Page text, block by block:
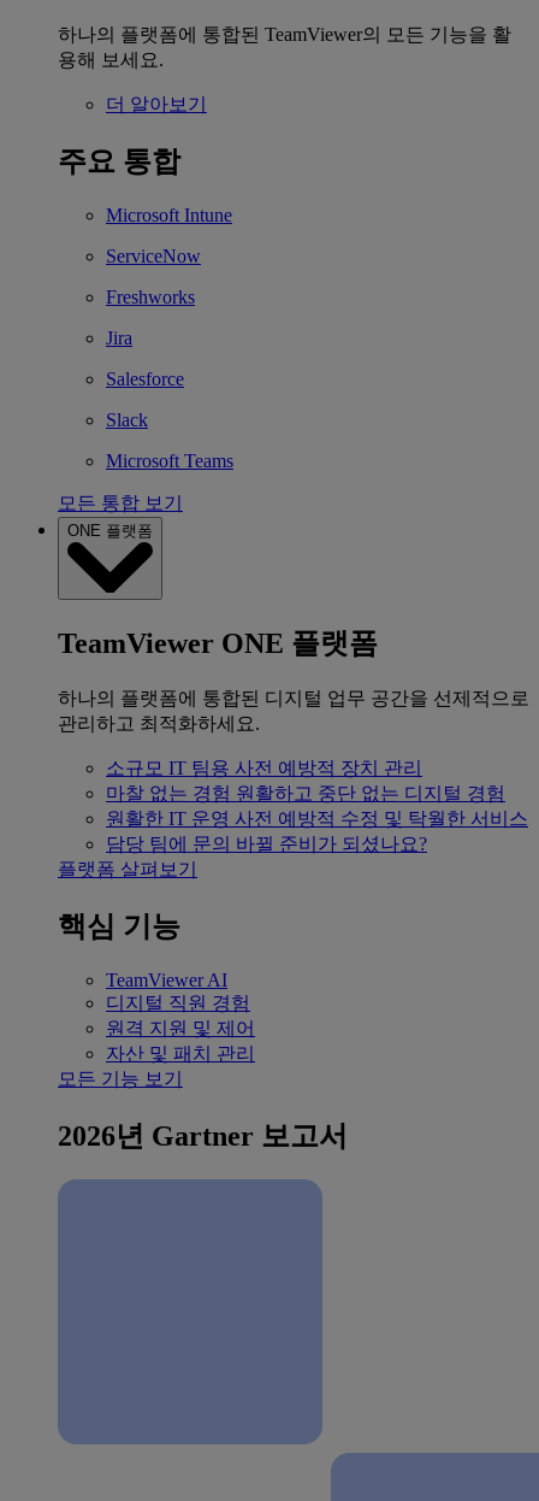
하나의 플랫폼에 통합된 TeamViewer의 모든 기능을 활
용해 보세요.
더 알아보기
주요 통합
Microsoft Intune
ServiceNow
Freshworks
Jira
Salesforce
Slack
Microsoft Teams
모든 통합 보기
ONE 플랫폼
TeamViewer ONE 플랫폼
하나의 플랫폼에 통합된 디지털 업무 공간을 선제적으로
관리하고 최적화하세요.
소규모 IT 팀용 사전 예방적 장치 관리
마찰 없는 경험 원활하고 중단 없는 디지털 경험
원활한 IT 운영 사전 예방적 수정 및 탁월한 서비스
담당 팀에 문의 바뀔 준비가 되셨나요?
플랫폼 살펴보기
핵심 기능
TeamViewer AI
디지털 직원 경험
원격 지원 및 제어
자산 및 패치 관리
모든 기능 보기
2026년 Gartner 보고서